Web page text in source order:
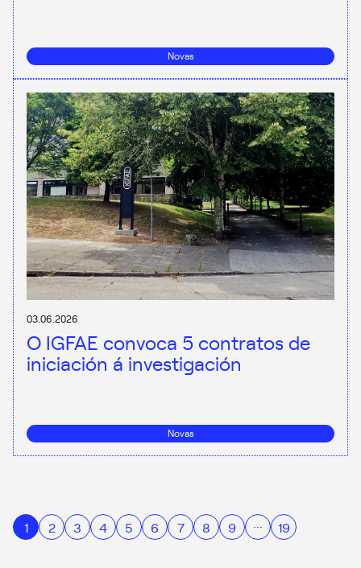
Novas
03.06.2026
O IGFAE convoca 5 contratos de
iniciación á investigación
Novas
1 2 3 4 5 6 7 8 9 19